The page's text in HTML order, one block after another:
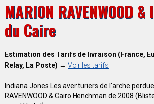
MARION RAVENWOOD
du Caire
Estimation des Tarifs de livraison (France,
Relay, La Poste) → Voir les tarifs
Indiana Jones Les aventuriers de l'arche
RAVENWOOD & Cairo Henchman de 2008